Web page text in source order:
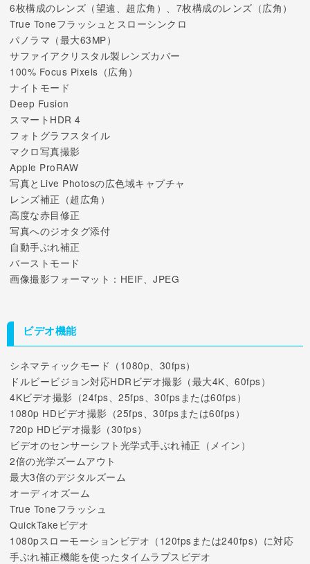
6枚構成のレンズ（望遠、超広角）、7枚構成のレンズ（広角）
True Toneフラッシュとスローシンクロ
パノラマ（最大63MP）
サファイアクリスタル製レンズカバー
100% Focus Pixels（広角）
ナイトモード
Deep Fusion
スマートHDR 4
フォトグラフスタイル
マクロ写真撮影
Apple ProRAW
写真とLive Photosの広色域キャプチャ
レンズ補正（超広角）
高度な赤目修正
写真へのジオタグ添付
自動手ぶれ補正
バーストモード
画像撮影フォーマット：HEIF、JPEG
ビデオ機能
シネマティックモード（1080p、30fps）
ドルビービジョン対応HDRビデオ撮影（最大4K、60fps）
4Kビデオ撮影（24fps、25fps、30fpsまたは60fps）
1080p HDビデオ撮影（25fps、30fpsまたは60fps）
720p HDビデオ撮影（30fps）
ビデオのセンサーシフト光学式手ぶれ補正（メイン）
2倍の光学ズームアウト
最大3倍のデジタルズーム
オーディオズーム
True Toneフラッシュ
QuickTakeビデオ
1080pスローモーションビデオ（120fpsまたは240fps）に対応
手ぶれ補正機能を使ったタイムラプスビデオ